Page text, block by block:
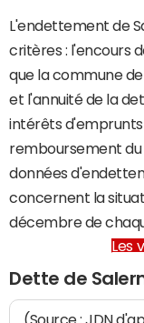
L'endettement de
critères : l'encours
que la commune
et l'annuité de la
intérêts
remboursement du
données
concernent la
décembre de
Les
Dette de